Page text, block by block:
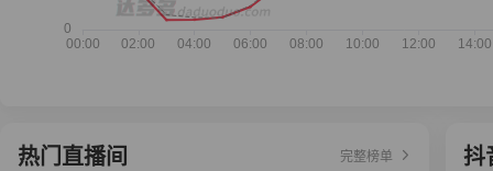
热门直播间
完整榜单
抖